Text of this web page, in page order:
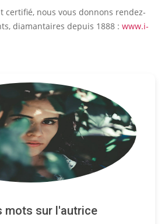
certifié, nous vous donnons rendez-
diamantaires depuis 1888 : www.i-
mots sur l'autrice